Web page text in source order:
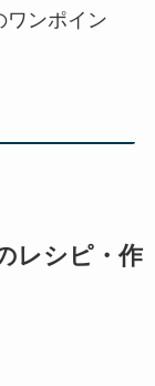
ワンポイン
レシピ・作